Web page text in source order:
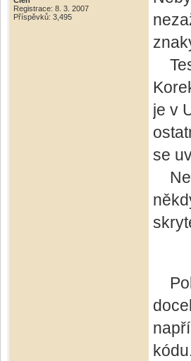
Registrace: 8. 3. 2007
Příspěvků: 3,495
je v
se